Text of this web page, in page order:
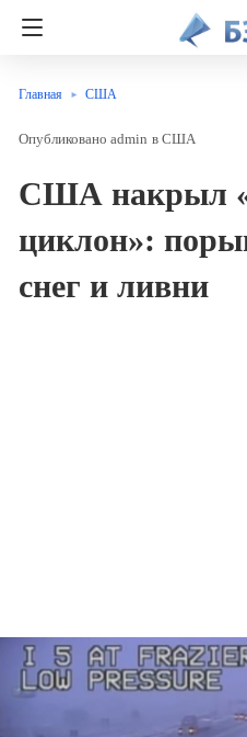
Главная США
admin в США
США накрыл
циклон»:
снег и ливни